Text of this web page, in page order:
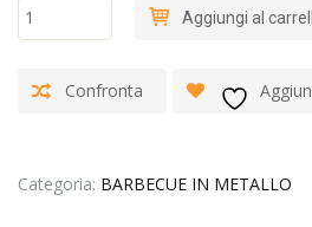
WEBER
RED
Aggiungi al
Confronta
Categoria: BARBECUE IN METALLO